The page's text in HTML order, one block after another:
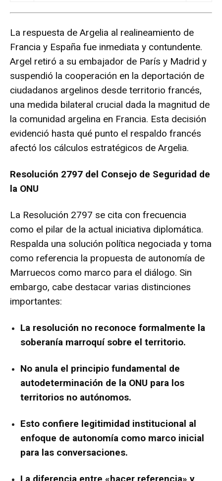
La respuesta de Argelia al realineamiento de
Francia y España fue inmediata y contundente.
Argel retiró a su embajador de París y Madrid y
suspendió la cooperación en la deportación de
ciudadanos argelinos desde territorio francés,
una medida bilateral crucial dada la magnitud de
la comunidad argelina en Francia. Esta decisión
evidenció hasta qué punto el respaldo francés
afectó los cálculos estratégicos de Argelia.
Resolución 2797 del Consejo de Seguridad de
la ONU
La Resolución 2797 se cita con frecuencia
como el pilar de la actual iniciativa diplomática.
Respalda una solución política negociada y toma
como referencia la propuesta de autonomía de
Marruecos como marco para el diálogo. Sin
embargo, cabe destacar varias distinciones
importantes:
La resolución no reconoce formalmente la
soberanía marroquí sobre el territorio.
No anula el principio fundamental de
autodeterminación de la ONU para los
territorios no autónomos.
Esto confiere legitimidad institucional al
enfoque de autonomía como marco inicial
para las conversaciones.